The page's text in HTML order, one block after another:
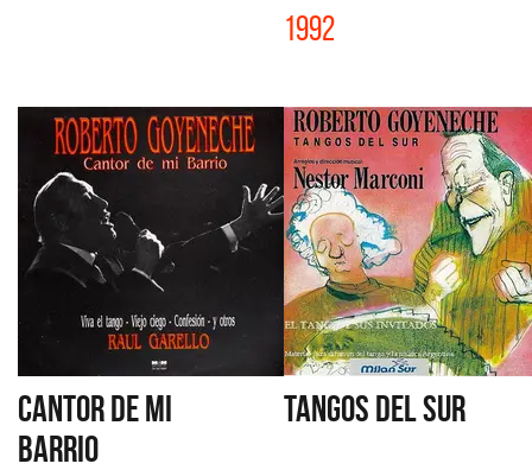
1992
CANTOR DE MI
BARRIO
TANGOS DEL SUR